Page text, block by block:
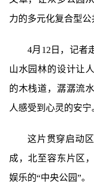
力的多元化复合型公
4月12日，记者
山水园林的设计让
的木栈道，潺潺流
人感受到心灵的安宁
这片贯穿启动
成，北至容东片区
娱乐的“中央公园”。